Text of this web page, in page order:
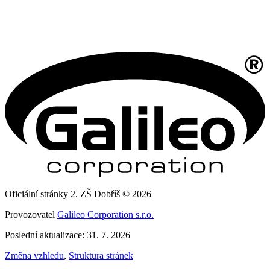
Oficiální stránky 2. ZŠ Dobříš © 2026
Provozovatel Galileo Corporation s.r.o.
Poslední aktualizace: 31. 7. 2026
Změna vzhledu, Struktura stránek